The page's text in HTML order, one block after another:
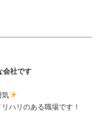
会社です
気
ハリのある職場です！